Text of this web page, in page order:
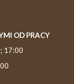
OD PRACY
17:00